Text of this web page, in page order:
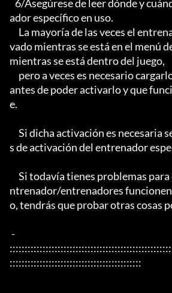
ador específico en uso.
vado mientras se está en el menú
mientras se está dentro del juego,
antes de poder activarlo y que
e.
s de activación del entrenador
ntrenador/entrenadores
o, tendrás que probar otras cosas
::::::::::::::::::::::::::::::::::::::::::::